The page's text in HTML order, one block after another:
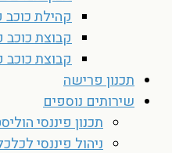
קהילת כוכב
קבוצת כוכב
קבוצת כוכב
תכנון פרישה
שירותים נוספים
תכנון פיננסי
ניהול פיננסי